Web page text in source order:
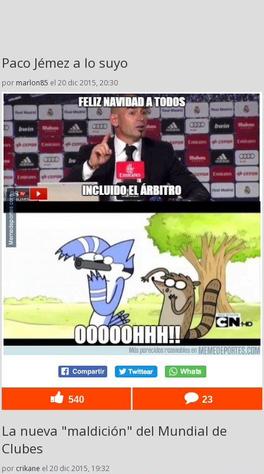
Paco Jémez a lo suyo
por marlon85 el 20 dic 2015, 20:30
540 23
La nueva "maldición" del Mundial de
Clubes
por crikane el 20 dic 2015, 19:32